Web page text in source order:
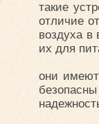
такие
отличие
воздуха в
их для
они